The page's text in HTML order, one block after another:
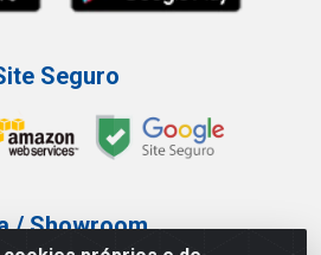
Seguro
/ Showroom